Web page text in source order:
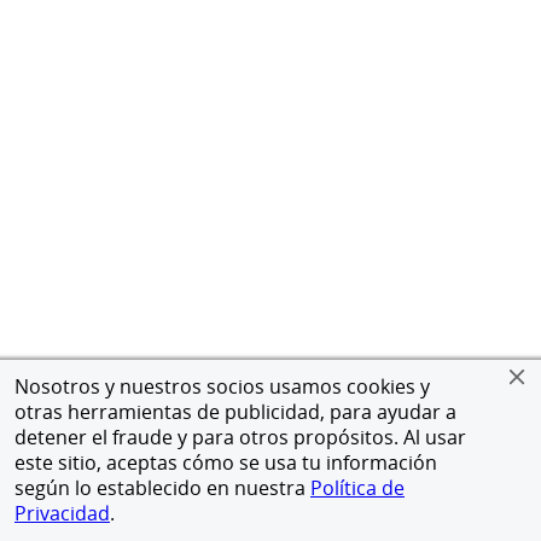
Nosotros y nuestros socios usamos cookies y
otras herramientas de publicidad, para ayudar a
detener el fraude y para otros propósitos. Al usar
este sitio, aceptas cómo se usa tu información
según lo establecido en nuestra Política de
Privacidad.